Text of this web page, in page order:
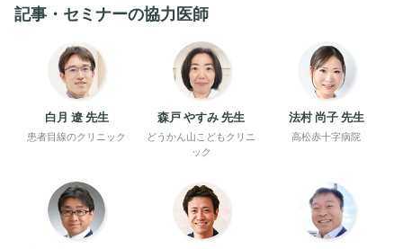
記事・セミナーの協力医師
白月 遼 先生
患者目線のクリニック
森戸 やすみ 先生
どうかん山こどもクリニ
ック
法村 尚子 先生
高松赤十字病院